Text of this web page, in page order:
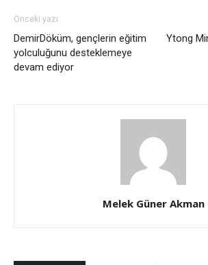
Önceki yazı
DemirDöküm, gençlerin eğitim
yolculuğunu desteklemeye
devam ediyor
Ytong
Melek Güner Akman